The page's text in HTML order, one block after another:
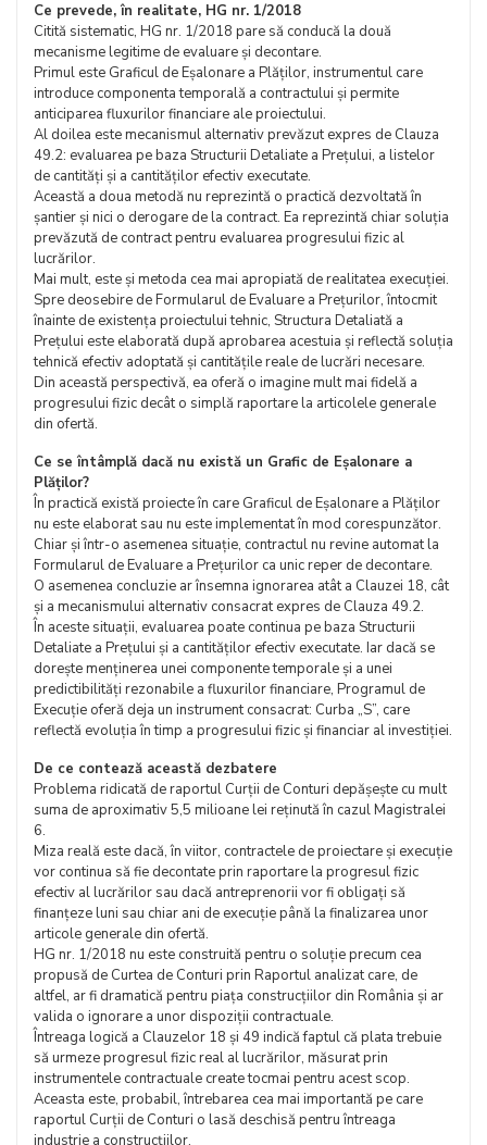
Ce prevede, în realitate, HG nr. 1/2018
Citită sistematic, HG nr. 1/2018 pare să conducă la două
mecanisme legitime de evaluare și decontare.
Primul este Graficul de Eșalonare a Plăților, instrumentul care
introduce componenta temporală a contractului și permite
anticiparea fluxurilor financiare ale proiectului.
Al doilea este mecanismul alternativ prevăzut expres de Clauza
49.2: evaluarea pe baza Structurii Detaliate a Prețului, a listelor
de cantități și a cantităților efectiv executate.
Această a doua metodă nu reprezintă o practică dezvoltată în
șantier și nici o derogare de la contract. Ea reprezintă chiar soluția
prevăzută de contract pentru evaluarea progresului fizic al
lucrărilor.
Mai mult, este și metoda cea mai apropiată de realitatea execuției.
Spre deosebire de Formularul de Evaluare a Prețurilor, întocmit
înainte de existența proiectului tehnic, Structura Detaliată a
Prețului este elaborată după aprobarea acestuia și reflectă soluția
tehnică efectiv adoptată și cantitățile reale de lucrări necesare.
Din această perspectivă, ea oferă o imagine mult mai fidelă a
progresului fizic decât o simplă raportare la articolele generale
din ofertă.
Ce se întâmplă dacă nu există un Grafic de Eșalonare a
Plăților?
În practică există proiecte în care Graficul de Eșalonare a Plăților
nu este elaborat sau nu este implementat în mod corespunzător.
Chiar și într-o asemenea situație, contractul nu revine automat la
Formularul de Evaluare a Prețurilor ca unic reper de decontare.
O asemenea concluzie ar însemna ignorarea atât a Clauzei 18, cât
și a mecanismului alternativ consacrat expres de Clauza 49.2.
În aceste situații, evaluarea poate continua pe baza Structurii
Detaliate a Prețului și a cantităților efectiv executate. Iar dacă se
dorește menținerea unei componente temporale și a unei
predictibilități rezonabile a fluxurilor financiare, Programul de
Execuție oferă deja un instrument consacrat: Curba „S”, care
reflectă evoluția în timp a progresului fizic și financiar al investiției.
De ce contează această dezbatere
Problema ridicată de raportul Curții de Conturi depășește cu mult
suma de aproximativ 5,5 milioane lei reținută în cazul Magistralei
6.
Miza reală este dacă, în viitor, contractele de proiectare și execuție
vor continua să fie decontate prin raportare la progresul fizic
efectiv al lucrărilor sau dacă antreprenorii vor fi obligați să
finanțeze luni sau chiar ani de execuție până la finalizarea unor
articole generale din ofertă.
HG nr. 1/2018 nu este construită pentru o soluție precum cea
propusă de Curtea de Conturi prin Raportul analizat care, de
altfel, ar fi dramatică pentru piața construcțiilor din România și ar
valida o ignorare a unor dispoziții contractuale.
Întreaga logică a Clauzelor 18 și 49 indică faptul că plata trebuie
să urmeze progresul fizic real al lucrărilor, măsurat prin
instrumentele contractuale create tocmai pentru acest scop.
Aceasta este, probabil, întrebarea cea mai importantă pe care
raportul Curții de Conturi o lasă deschisă pentru întreaga
industrie a construcțiilor.